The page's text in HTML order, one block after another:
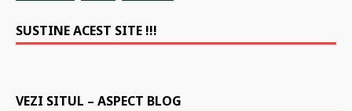
SUSTINE ACEST SITE !!!
VEZI SITUL – ASPECT BLOG